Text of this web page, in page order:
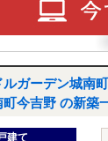
ルガーデン城
町今吉野 の新築
建て